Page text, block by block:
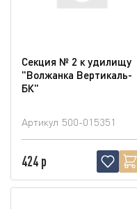
Секция № 2 к удилищу
"Волжанка Вертикаль-
БК"
Артикул 500-015351
424 р